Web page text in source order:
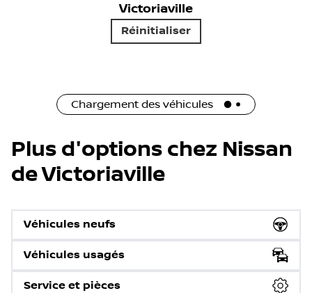
Victoriaville
Réinitialiser
Chargement des véhicules
Plus d'options chez Nissan
de Victoriaville
Véhicules neufs
Véhicules usagés
Service et pièces